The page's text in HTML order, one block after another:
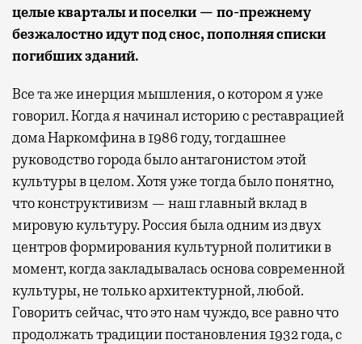
целые кварталы и поселки — по-прежнему
безжалостно идут под снос, пополняя списки
погибших зданий.
Все та же инерция мышления, о котором я уже
говорил. Когда я начинал историю с реставрацией
дома Наркомфина в 1986 году, тогдашнее
руководство города было антагонистом этой
культуры в целом. Хотя уже тогда было понятно,
что конструктивизм — наш главный вклад в
мировую культуру. Россия была одним из двух
центров формирования культурной политики в
момент, когда закладывалась основа современной
культуры, не только архитектурной, любой.
Говорить сейчас, что это нам чуждо, все равно что
продолжать традиции постановления 1932 года, с